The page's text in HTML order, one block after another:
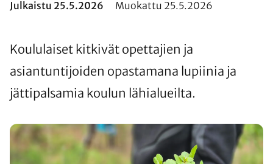
Julkaistu 25.5.2026 Muokattu 25.5.2026
Koululaiset kitkivät opettajien ja
asiantuntijoiden opastamana lupiinia ja
jättipalsamia koulun lähialueilta.